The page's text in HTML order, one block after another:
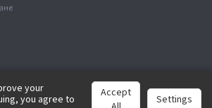
Всички права са запазени.
your
you agree to
Accept
Settings